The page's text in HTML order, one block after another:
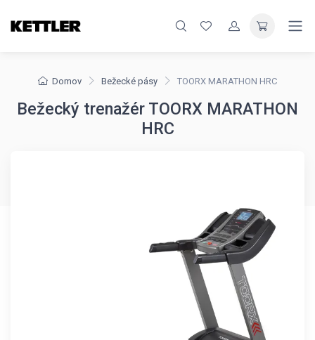
Domov Bežecké pásy TOORX MARATHON HRC
Bežecký trenažér TOORX MARATHON
HRC